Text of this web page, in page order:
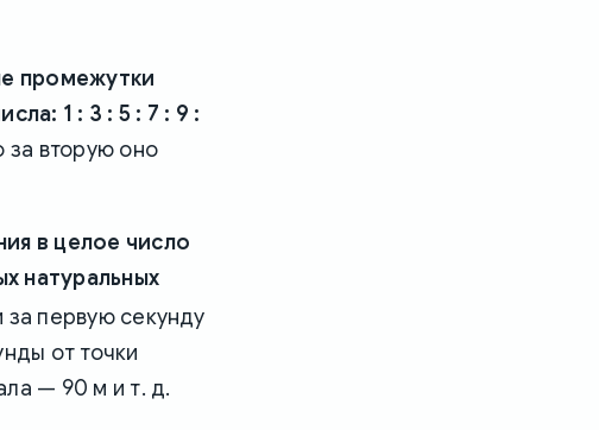
промежутки
1 : 3 : 5 : 7 : 9 :
за вторую оно
в целое число
натуральных
первую секунду
от точки
— 90 м и т. д.